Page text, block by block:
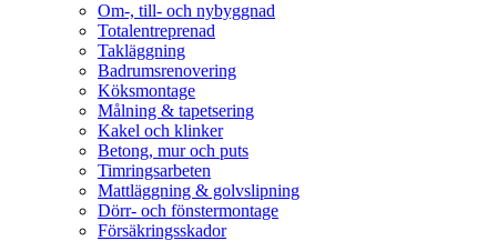
Om-, till- och nybyggnad
Totalentreprenad
Takläggning
Badrumsrenovering
Köksmontage
Målning & tapetsering
Kakel och klinker
Betong, mur och puts
Timringsarbeten
Mattläggning & golvslipning
Dörr- och fönstermontage
Försäkringsskador